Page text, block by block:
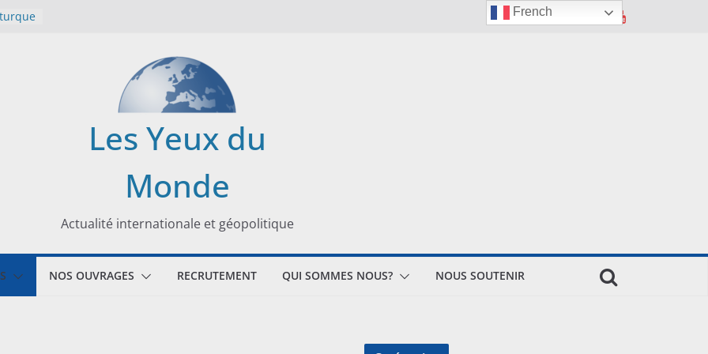
Les Yeux du
Monde
Actualité internationale et géopolitique
NOS OUVRAGES RECRUTEMENT QUI SOMMES NOUS? NOUS SOUTENIR
French